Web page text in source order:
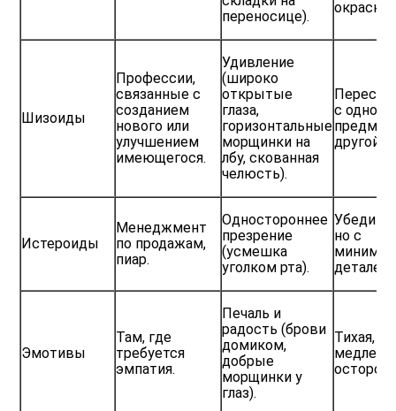
переносице).
Шизоиды
Профессии,
связанные с
созданием
нового или
улучшением
имеющегося.
Удивление
(широко
открытые
глаза,
горизонтальные
морщинки на
лбу, скованная
челюсть).
с одного
другой.
Истероиды
Менеджмент
по продажам,
пиар.
Одностороннее
презрение
(усмешка
уголком рта).
но с
деталей.
Эмотивы
Там, где
требуется
эмпатия.
Печаль и
радость (брови
домиком,
добрые
морщинки у
глаз).
Тихая,